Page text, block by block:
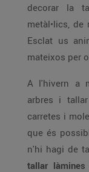
decorar la
metàl•lics,
Esclat us
mateixos per
A l'hivern a
arbres i
carretes i
que és
n'hi hagi de
tallar